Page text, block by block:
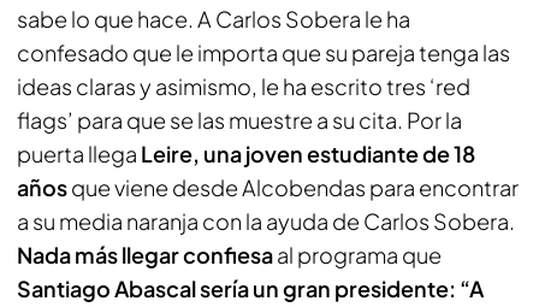
sabe lo que hace. A Carlos Sobera le ha
confesado que le importa que su pareja tenga las
ideas claras y asimismo, le ha escrito tres ‘red
flags’ para que se las muestre a su cita. Por la
puerta llega Leire, una joven estudiante de 18
añosque viene desde Alcobendas para encontrar
a su media naranja con la ayuda de Carlos Sobera.
Nada más llegar confiesaal programa que
Santiago Abascal sería un gran presidente: “A